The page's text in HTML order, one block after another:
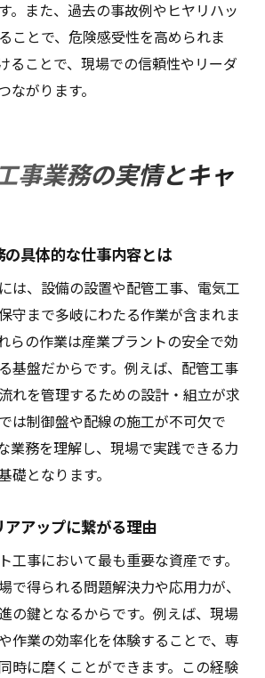
。また、過去の事故例やヒヤリハッ
ことで、危険感受性を高められま
ることで、現場での信頼性やリーダ
ながります。
事業務の実情とキャ
具体的な仕事内容とは
は、設備の設置や配管工事、電気工
守まで多岐にわたる作業が含まれま
らの作業は産業プラントの安全で効
基盤だからです。例えば、配管工事
れを管理するための設計・組立が求
は制御盤や配線の施工が不可欠で
業務を理解し、現場で実践できる力
礎となります。
アップに繋がる理由
工事において最も重要な資産です。
で得られる問題解決力や応用力が、
の鍵となるからです。例えば、現場
作業の効率化を体験することで、専
時に磨くことができます。この経験